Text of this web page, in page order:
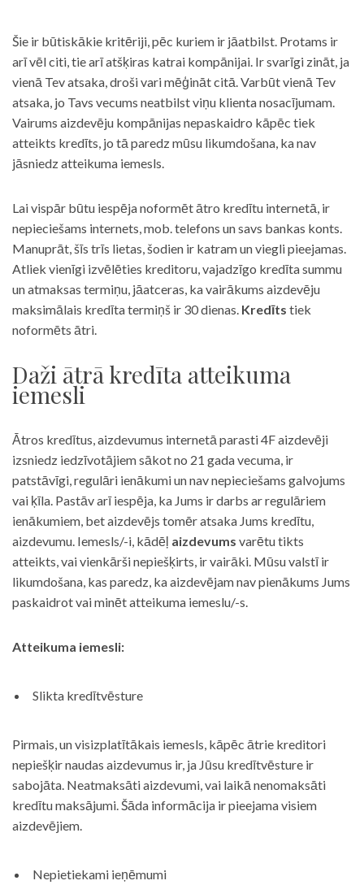
Šie ir būtiskākie kritēriji, pēc kuriem ir jāatbilst. Protams ir
arī vēl citi, tie arī atšķiras katrai kompānijai. Ir svarīgi zināt, ja
vienā Tev atsaka, droši vari mēģināt citā. Varbūt vienā Tev
atsaka, jo Tavs vecums neatbilst viņu klienta nosacījumam.
Vairums aizdevēju kompānijas nepaskaidro kāpēc tiek
atteikts kredīts, jo tā paredz mūsu likumdošana, ka nav
jāsniedz atteikuma iemesls.
Lai vispār būtu iespēja noformēt ātro kredītu internetā, ir
nepieciešams internets, mob. telefons un savs bankas konts.
Manuprāt, šīs trīs lietas, šodien ir katram un viegli pieejamas.
Atliek vienīgi izvēlēties kreditoru, vajadzīgo kredīta summu
un atmaksas termiņu, jāatceras, ka vairākums aizdevēju
maksimālais kredīta termiņš ir 30 dienas. Kredīts tiek
noformēts ātri.
Daži ātrā kredīta atteikuma
iemesli
Ātros kredītus, aizdevumus internetā parasti 4F aizdevēji
izsniedz iedzīvotājiem sākot no 21 gada vecuma, ir
patstāvīgi, regulāri ienākumi un nav nepieciešams galvojums
vai ķīla. Pastāv arī iespēja, ka Jums ir darbs ar regulāriem
ienākumiem, bet aizdevējs tomēr atsaka Jums kredītu,
aizdevumu. Iemesls/-i, kādēļ aizdevums varētu tikts
atteikts, vai vienkārši nepiešķirts, ir vairāki. Mūsu valstī ir
likumdošana, kas paredz, ka aizdevējam nav pienākums Jums
paskaidrot vai minēt atteikuma iemeslu/-s.
Atteikuma iemesli:
Slikta kredītvēsture
Pirmais, un visizplatītākais iemesls, kāpēc ātrie kreditori
nepiešķir naudas aizdevumus ir, ja Jūsu kredītvēsture ir
sabojāta. Neatmaksāti aizdevumi, vai laikā nenomaksāti
kredītu maksājumi. Šāda informācija ir pieejama visiem
aizdevējiem.
Nepietiekami ieņēmumi